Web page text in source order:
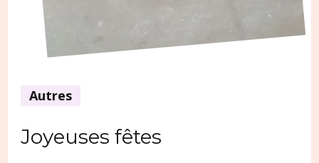
Autres
Joyeuses fêtes